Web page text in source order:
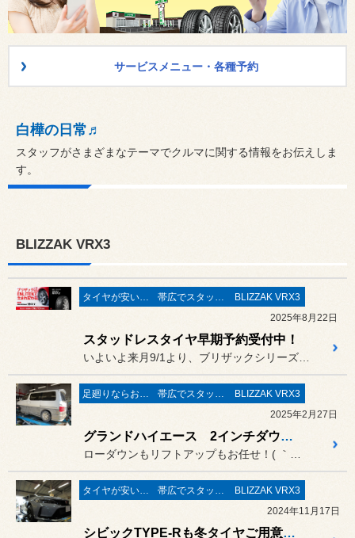
サービスメニュー・各種予約
白樺の日常♬
スタッフがさまざまなテーマでクルマに関する情報をお伝えしま
す。
BLIZZAK VRX3
タイヤが安い(^^♪ 帯広でスタッドレスタイヤ
BLIZZAK VRX3
2025年8月22日
スタッドレスタイヤ早期予約受付中！
足廻りならお任せ♬ 帯広でスタッドレスタイヤ
BLIZZAK VRX3
2025年2月27日
グランドハイエース 2インチダウンキット/ブリザック VRX3交換
タイヤが安い(^^♪ 帯広でスタッドレスタイヤ
BLIZZAK VRX3
2024年11月17日
シビックTYPE-Rも冬タイヤご用意しております！